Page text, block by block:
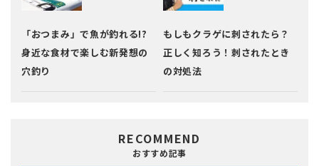
「おつまみ」で魚が釣れる!?
身近な食材で楽しむ新発想の
穴釣り
もしもクラゲに刺されたら？
正しく知ろう！刺されたとき
の対処法
RECOMMEND
おすすめ記事